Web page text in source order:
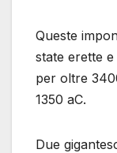
Queste
state erette
per oltre
1350 aC.
Due